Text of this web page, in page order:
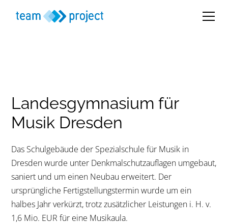
Landesgymnasium für
Musik Dresden
Das Schulgebäude der Spezialschule für Musik in
Dresden wurde unter Denkmalschutzauflagen umgebaut,
saniert und um einen Neubau erweitert. Der
ursprüngliche Fertigstellungstermin wurde um ein
halbes Jahr verkürzt, trotz zusätzlicher Leistungen i. H. v.
1,6 Mio. EUR für eine Musikaula.